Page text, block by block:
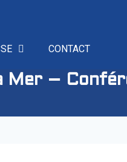
CONTACT
Mer –